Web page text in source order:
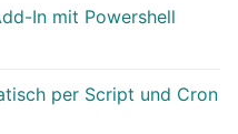
In mit Powershell
per Script und Cron